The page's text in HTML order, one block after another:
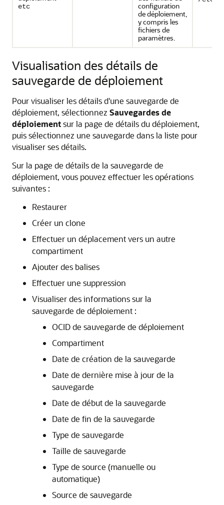
etc
configuration
de déploiement,
y compris les
fichiers de
paramètres.
Visualisation des détails de
sauvegarde de déploiement
Pour visualiser les détails d'une sauvegarde de
déploiement, sélectionnez Sauvegardes de
déploiementsur la page de détails du déploiement,
puis sélectionnez une sauvegarde dans la liste pour
visualiser ses détails.
Sur la page de détails de la sauvegarde de
déploiement, vous pouvez effectuer les opérations
suivantes :
Restaurer
Créer un clone
Effectuer un déplacement vers un autre
compartiment
Ajouter des balises
Effectuer une suppression
Visualiser des informations sur la
sauvegarde de déploiement :
OCID de sauvegarde de déploiement
Compartiment
Date de création de la sauvegarde
Date de dernière mise à jour de la
sauvegarde
Date de début de la sauvegarde
Date de fin de la sauvegarde
Type de sauvegarde
Taille de sauvegarde
Type de source (manuelle ou
automatique)
Source de sauvegarde